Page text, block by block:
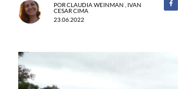
PORCLAUDIA WEINMAN
IVAN
CESAR CIMA
23.06.2022